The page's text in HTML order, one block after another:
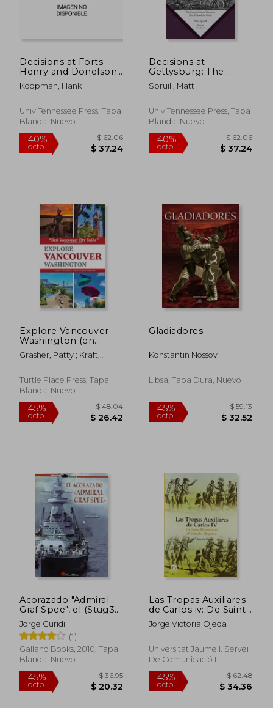
45%
dcto. $ 26.96
40%
dcto.
Decisions at Forts
Henry and Donelson:
The Twenty One
Critical Decisions That
(en Inglés)
Koopman, Hank
Univ Tennessee Press, Tapa
Blanda, Nuevo
40%
dcto. $ 37.24
Decisions at
Gettysburg: The
Twenty Critical
Decisions That
(en Inglés)
Spruill, Matt
Univ Tennessee Press, Tapa
Blanda, Nuevo
dcto. $
Explore Vancouver
Washington (en
Inglés)
Grasher, Patty ; Kraft,
Turtle Place Press, Tapa
Blanda, Nuevo
Gladiadores
Konstantin Nossov
Libsa, Tapa Dura, Nuevo
Acorazado "Admiral
Graf Spee", el (Stug3
(Galland Books))
Jorge Guridi
(1)
Galland Books, 2010, Tapa
Blanda, Nuevo
Las Tropas Auxiliares
de Carlos iv: De Saint-
Domingue al Mundo
Hispano. (Amèrica)
Jorge Victoria Ojeda
Universitat Jaume I. Servei
De Comunicació I
Publicacions, 2011, 1 Edición,
Tapa Blanda, Nuevo